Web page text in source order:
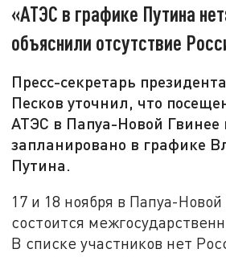
«АТЭС в графике Путина
объяснили отсутствие
Пресс-секретарь
Песков уточнил, что
АТЭС в Папуа-Новой Гвинее
запланировано в графике
Путина.
17 и 18 ноября в Папуа-
состоится
В списке участников нет